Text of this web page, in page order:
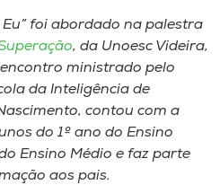
foi abordado na palestra
, da Unoesc Videira,
ministrado pelo
da Inteligência de
contou com a
do 1º ano do Ensino
Ensino Médio e faz parte
aos pais.